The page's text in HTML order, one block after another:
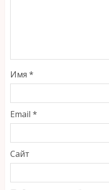
Имя *
Email *
Сайт